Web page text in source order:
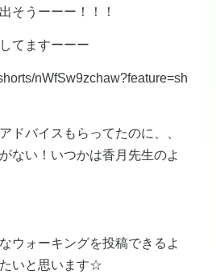
そうーーー！！！
てますーーー
nWfSw9zchaw?feature=sh
ドバイスもらってたのに、、
ない！いつかは香月先生のよ
ウォーキングを投稿できるよ
いと思います☆